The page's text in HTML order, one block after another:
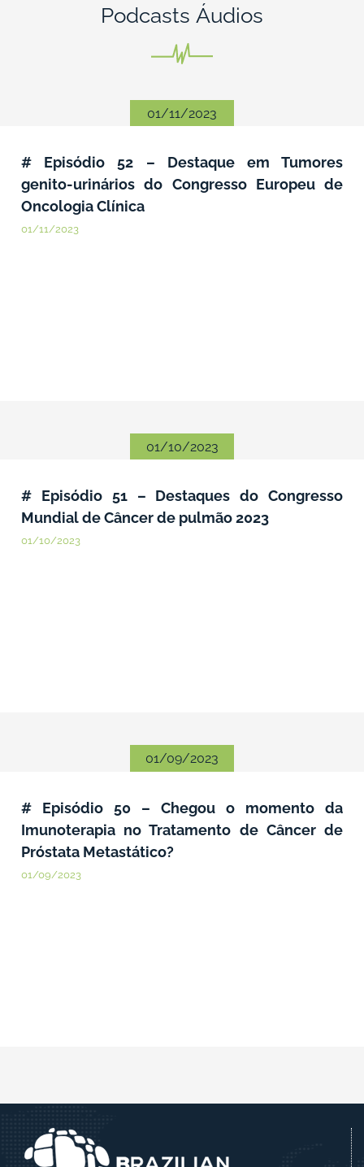
01/11/2023
# Episódio 52 – Destaque em Tumores
genito-urinários do Congresso Europeu de
Oncologia Clínica
01/11/2023
01/10/2023
# Episódio 51 – Destaques do Congresso
Mundial de Câncer de pulmão 2023
01/10/2023
01/09/2023
# Episódio 50 – Chegou o momento da
Imunoterapia no Tratamento de Câncer de
Próstata Metastático?
01/09/2023